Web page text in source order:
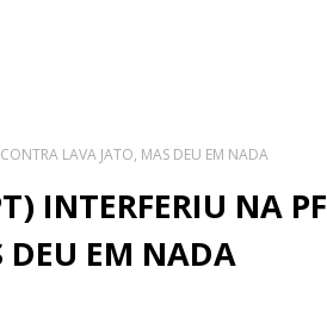
CONTRA LAVA JATO, MAS DEU EM NADA
INTERFERIU NA PF
EM NADA